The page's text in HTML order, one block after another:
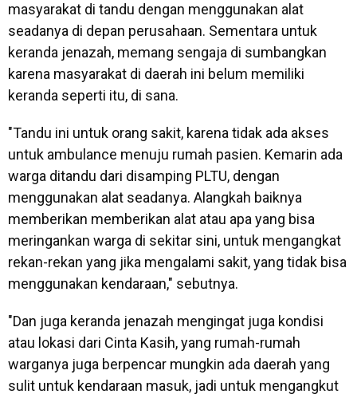
masyarakat di tandu dengan menggunakan alat
seadanya di depan perusahaan. Sementara untuk
keranda jenazah, memang sengaja di sumbangkan
karena masyarakat di daerah ini belum memiliki
keranda seperti itu, di sana.
"Tandu ini untuk orang sakit, karena tidak ada akses
untuk ambulance menuju rumah pasien. Kemarin ada
warga ditandu dari disamping PLTU, dengan
menggunakan alat seadanya. Alangkah baiknya
memberikan memberikan alat atau apa yang bisa
meringankan warga di sekitar sini, untuk mengangkat
rekan-rekan yang jika mengalami sakit, yang tidak bisa
menggunakan kendaraan," sebutnya.
"Dan juga keranda jenazah mengingat juga kondisi
atau lokasi dari Cinta Kasih, yang rumah-rumah
warganya juga berpencar mungkin ada daerah yang
sulit untuk kendaraan masuk, jadi untuk mengangkut